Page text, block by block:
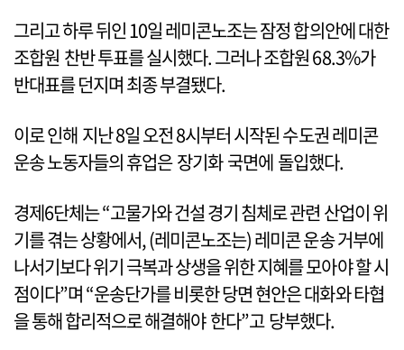
그리고 하루 뒤인 10일 레미콘노조는 잠정 합의안에 대한
조합원 찬반 투표를 실시했다. 그러나 조합원 68.3%가
반대표를 던지며 최종 부결됐다.
이로 인해 지난 8일 오전 8시부터 시작된 수도권 레미콘
운송 노동자들의 휴업은 장기화 국면에 돌입했다.
경제6단체는 “고물가와 건설 경기 침체로 관련 산업이 위
기를 겪는 상황에서, (레미콘노조는) 레미콘 운송 거부에
나서기보다 위기 극복과 상생을 위한 지혜를 모아야 할 시
점이다”며 “운송단가를 비롯한 당면 현안은 대화와 타협
을 통해 합리적으로 해결해야 한다”고 당부했다.